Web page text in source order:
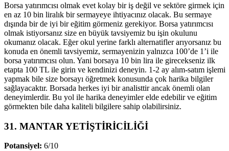
Borsa yatırımcısı olmak evet kolay bir iş değil ve sektöre girmek için
en az 10 bin liralık bir sermayeye ihtiyacınız olacak. Bu sermaye
dışında bir de iyi bir eğitim görmeniz gerekiyor. Borsa yatırımcısı
olmak istiyorsanız size en büyük tavsiyemiz bu işin okulunu
okumanız olacak. Eğer okul yerine farklı alternatifler arıyorsanız bu
konuda en önemli tavsiyemiz, sermayenizin yalnızca 100’de 1’i ile
borsa yatırımcısı olun. Yani borsaya 10 bin lira ile girecekseniz ilk
etapta 100 TL ile girin ve kendinizi deneyin. 1-2 ay alım-satım işlemi
yapmak bile size borsayı öğretmek konusunda çok harika bilgiler
sağlayacaktır. Borsada herkes iyi bir analisttir ancak önemli olan
deneyimlerdir. Bu yol ile harika deneyimler elde edebilir ve eğitim
görmekten bile daha kaliteli bilgilere sahip olabilirsiniz.
31. MANTAR YETİŞTİRİCİLİĞİ
Potansiyel: 6/10